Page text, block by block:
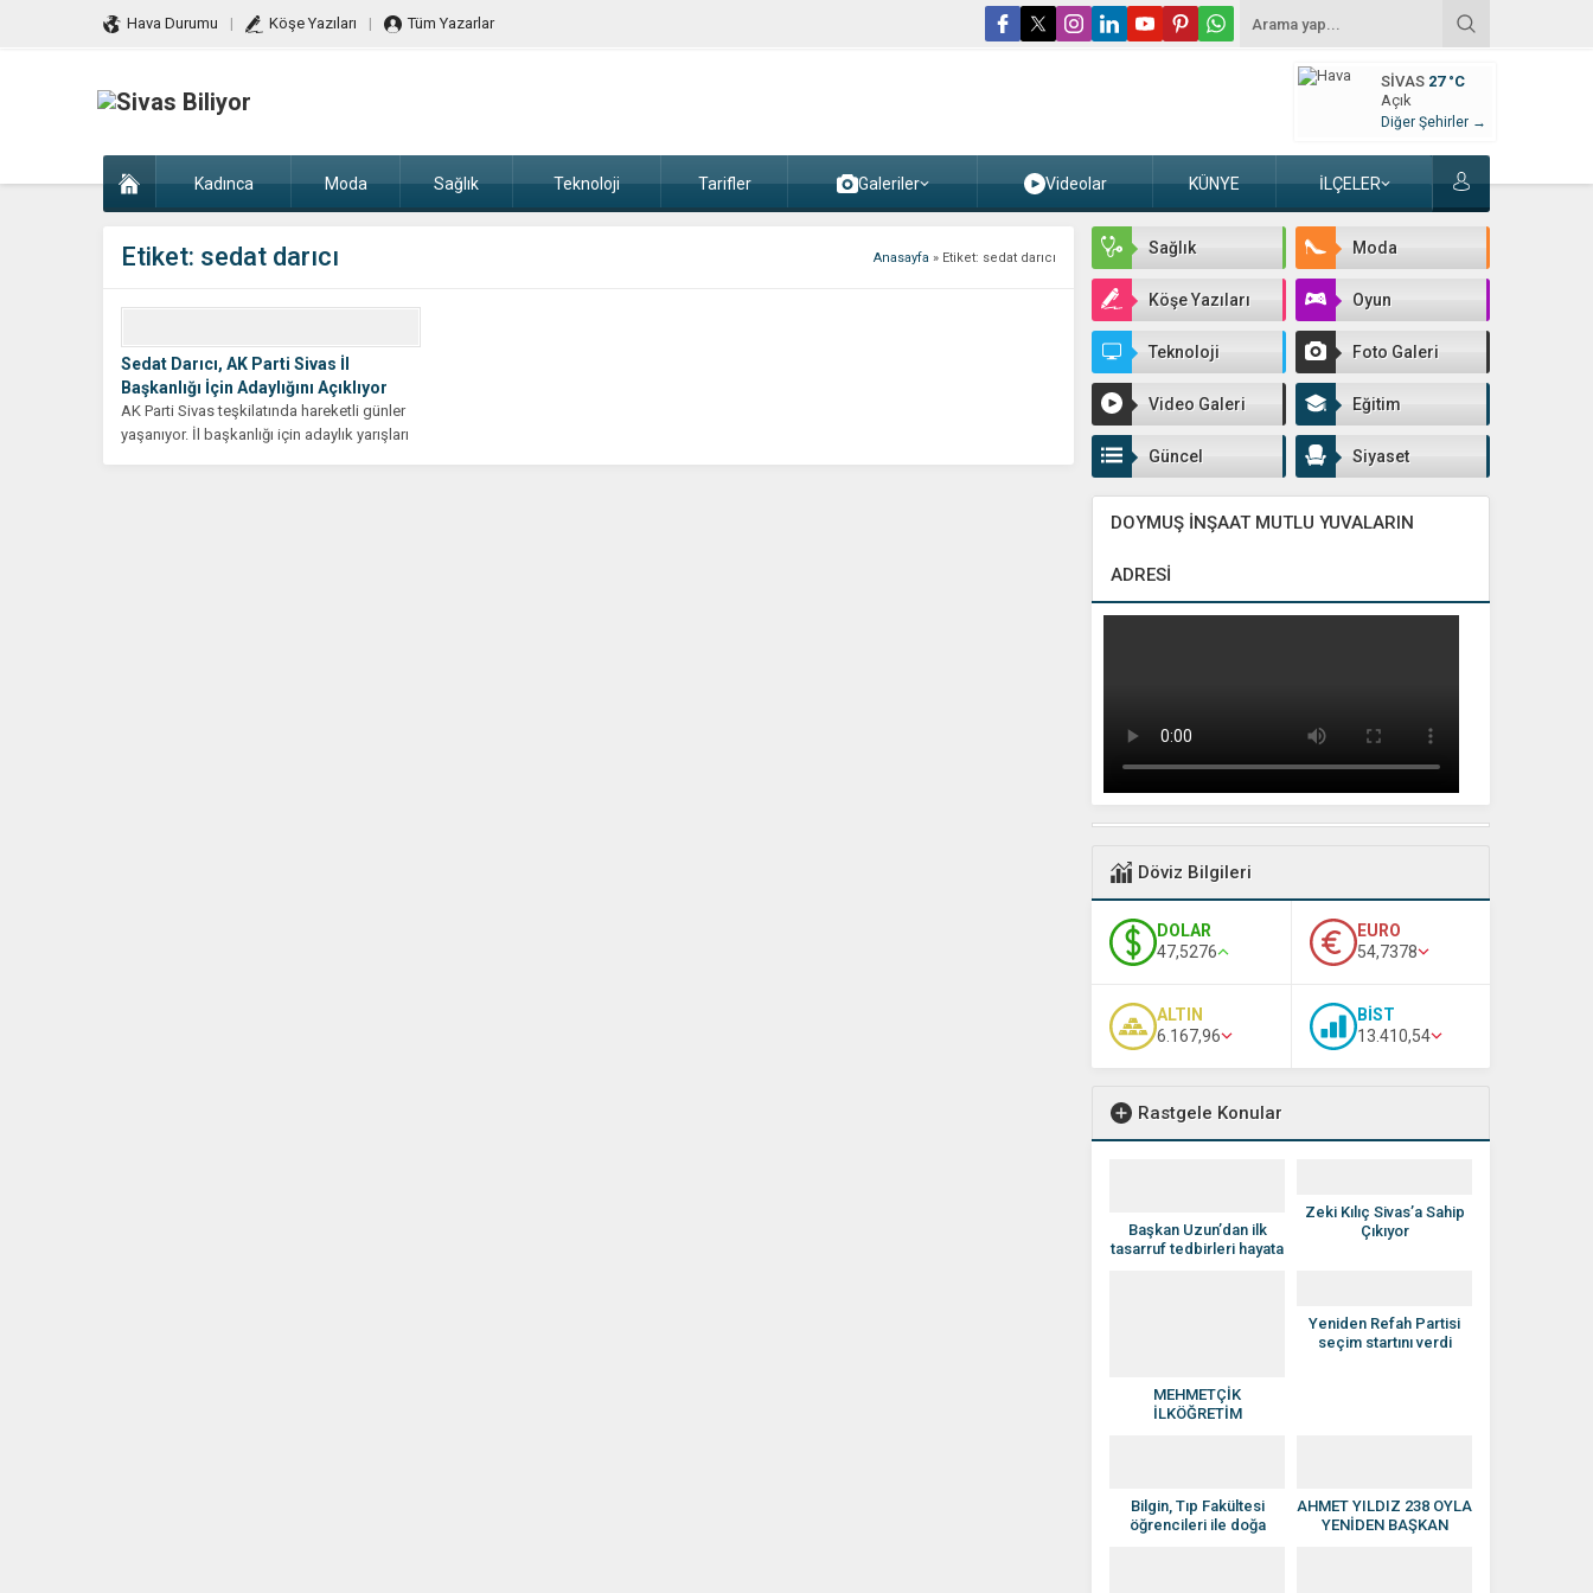
Hava Durumu Köşe Yazıları Tüm Yazarlar
SIVAS 27 °C
Açık
Diğer Şehirler →
Kadınca Moda Sağlık Teknoloji Tarifler Galeriler Videolar KÜNYE İLÇELER
Anasayfa » Etiket: sedat darıcı
Etiket: sedat darıcı
Sedat Darıcı, AK Parti Sivas İl
Başkanlığı İçin Adaylığını Açıklıyor
AK Parti Sivas teşkilatında hareketli günler
yaşanıyor. İl başkanlığı için adaylık yarışları
Sağlık Moda
Köşe Yazıları Oyun
Teknoloji Foto Galeri
Video Galeri Eğitim
Güncel Siyaset
DOYMUŞ İNŞAAT MUTLU YUVALARIN
ADRESİ
Döviz Bilgileri
DOLAR
47,5276
EURO
54,7378
ALTIN
6.167,96
BİST
13.410,54
Rastgele Konular
Başkan Uzun’dan ilk
tasarruf tedbirleri hayata
Zeki Kılıç Sivas’a Sahip
Çıkıyor
MEHMETÇİK
İLKÖĞRETİM
Yeniden Refah Partisi
seçim startını verdi
Bilgin, Tıp Fakültesi
öğrencileri ile doğa
AHMET YILDIZ 238 OYLA
YENİDEN BAŞKAN